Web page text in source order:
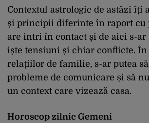
Contextul astrologic de astăzi îți
și principii diferinte în raport cu
are intri în contact și de aici s-ar
iște tensiuni și chiar conflicte.
relațiilor de familie, s-ar putea
probleme de comunicare și să
un context care vizează casa.
Horoscop zilnic Gemeni